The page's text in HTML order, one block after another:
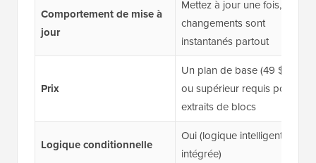
Comportement de mise à
jour
Mettez à jour une fois, les
changements sont
instantanés partout
Prix
Un plan de base (49 $/an)
ou supérieur requis pour les
extraits de blocs
Logique conditionnelle
Oui (logique intelligente
intégrée)